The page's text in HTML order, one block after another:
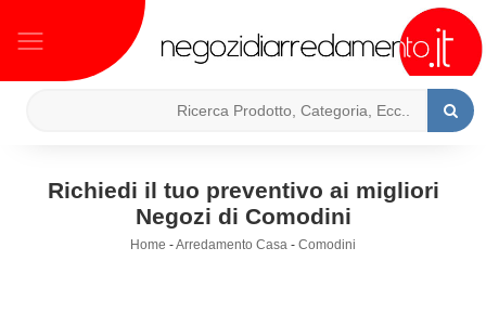
Richiedi il tuo preventivo ai migliori
Negozi di Comodini
Home -Arredamento Casa - Comodini